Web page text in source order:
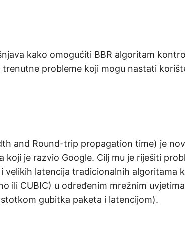
kako omogućiti BBR algoritam
probleme koji mogu nastati
and Round-trip propagation time) je
koji je razvio Google. Cilj mu je riješiti
velikih latencija tradicionalnih algoritama
ili CUBIC) u određenim mrežnim
gubitka paketa i latencijom).